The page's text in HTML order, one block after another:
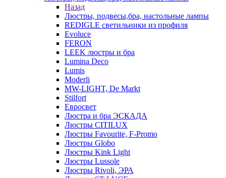
Назад
Люстры, подвесы,бра, настольные лампы
REDIGLE светильники из профиля
Evoluce
FERON
LEEK люстры и бра
Lumina Deco
Lumis
Moderli
MW-LIGHT, De Markt
Stilfort
Евросвет
Люстра и бра ЭСКАДА
Люстры CITILUX
Люстры Favourite, F-Promo
Люстры Globo
Люстры Kink Light
Люстры Lussole
Люстры Rivoli, ЭРА